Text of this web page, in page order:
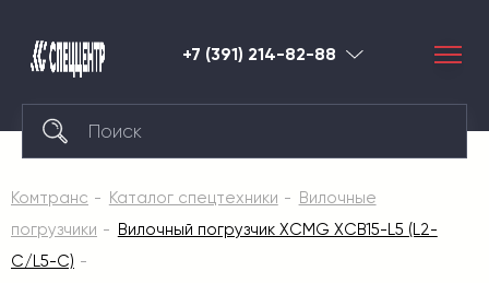
+7 (391) 214-82-88 Красноярск
Комтранс Каталог спецтехники
Вилочные
погрузчики
Вилочный погрузчик XCMG XCB15-L5 (L2-
C/L5-C)